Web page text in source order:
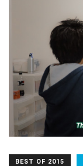
BEST OF 2015